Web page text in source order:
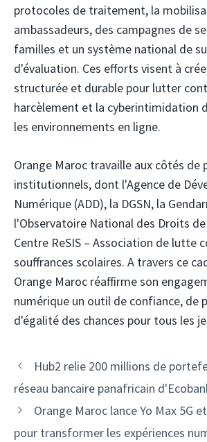
protocoles de traitement, la
ambassadeurs, des campagnes de
familles et un système national de
d'évaluation. Ces efforts visent à
structurée et durable pour lutter
harcèlement et la cyberintimidation
les environnements en ligne.
Orange Maroc travaille aux côtés de
institutionnels, dont l'Agence de
Numérique (ADD), la DGSN, la
l'Observatoire National des Droits
Centre ReSIS – Association de lutte
souffrances scolaires. A travers ce
Orange Maroc réaffirme son
numérique un outil de confiance, de
d'égalité des chances pour tous les
Navigation
des
Hub2 relie 200 millions de
réseau bancaire panafricain
Orange Maroc lance Yo Max 5G
pour transformer les expériences